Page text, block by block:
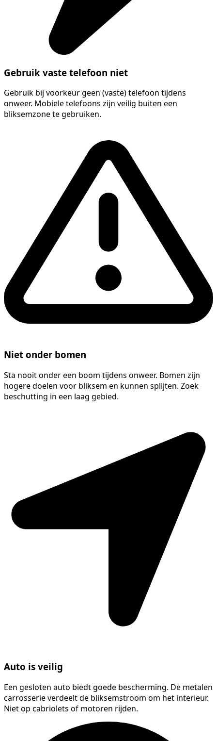
Gebruik vaste telefoon niet
Gebruik bij voorkeur geen (vaste) telefoon tijdens
onweer. Mobiele telefoons zijn veilig buiten een
bliksemzone te gebruiken.
Niet onder bomen
Sta nooit onder een boom tijdens onweer. Bomen zijn
hogere doelen voor bliksem en kunnen splijten. Zoek
beschutting in een laag gebied.
Auto is veilig
Een gesloten auto biedt goede bescherming. De metalen
carrosserie verdeelt de bliksemstroom om het interieur.
Niet op cabriolets of motoren rijden.